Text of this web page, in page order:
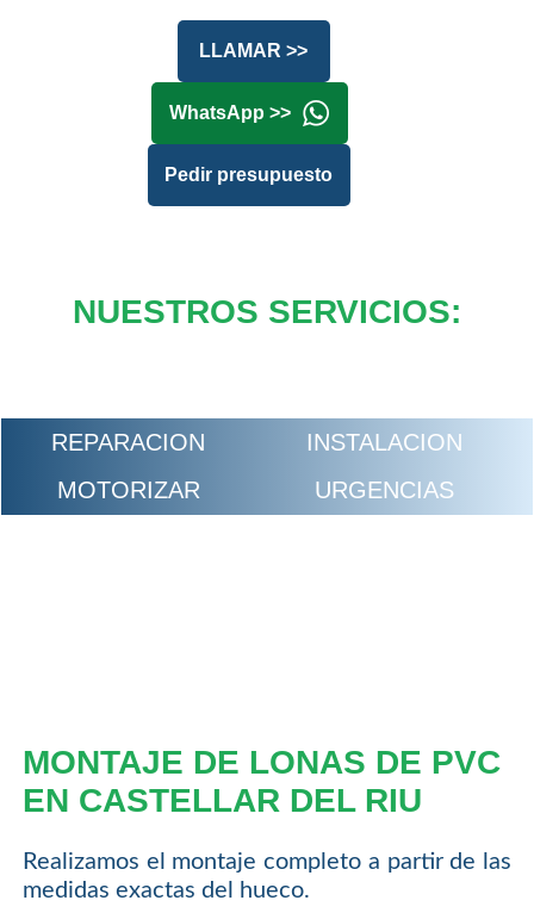
LLAMAR >>
WhatsApp >>
Pedir presupuesto
NUESTROS SERVICIOS:
REPARACION
INSTALACION
MOTORIZAR
URGENCIAS
MONTAJE DE LONAS DE PVC
EN CASTELLAR DEL RIU
Realizamos el montaje completo a partir de las
medidas exactas del hueco.